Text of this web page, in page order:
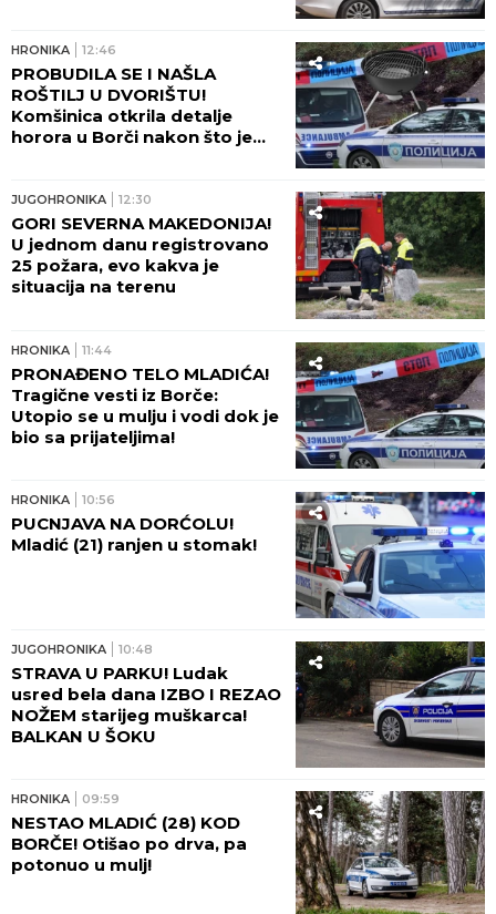
HRONIKA 12:46
PROBUDILA SE I NAŠLA
ROŠTILJ U DVORIŠTU!
Komšinica otkrila detalje
horora u Borči nakon što je
JUGOHRONIKA 12:30
GORI SEVERNA MAKEDONIJA!
U jednom danu registrovano
25 požara, evo kakva je
situacija na terenu
HRONIKA 11:44
PRONAĐENO TELO MLADIĆA!
Tragične vesti iz Borče:
Utopio se u mulju i vodi dok je
bio sa prijateljima!
HRONIKA 10:56
PUCNJAVA NA DORĆOLU!
Mladić (21) ranjen u stomak!
JUGOHRONIKA 10:48
STRAVA U PARKU! Ludak
usred bela dana IZBO I REZAO
NOŽEM starijeg muškarca!
BALKAN U ŠOKU
HRONIKA 09:59
NESTAO MLADIĆ (28) KOD
BORČE! Otišao po drva, pa
potonuo u mulj!